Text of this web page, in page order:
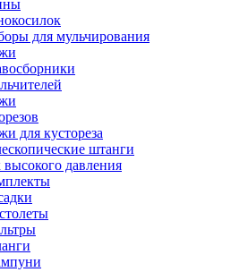
для мульчирования
для кустореза
штанги
давления